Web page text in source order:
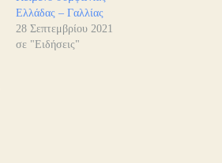
Ελλάδας – Γαλλίας
28 Σεπτεμβρίου 2021
σε "Ειδήσεις"